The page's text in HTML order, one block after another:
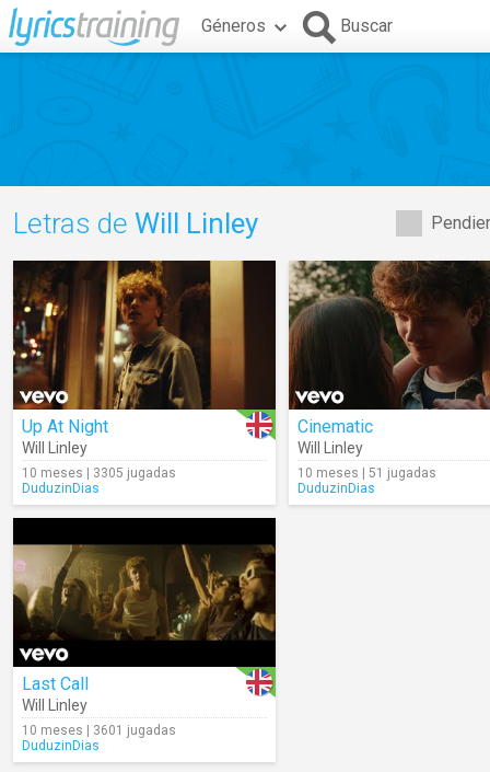
Géneros Buscar
Letras de Will Linley
Up At Night
Will Linley
10 meses | 3305 jugadas
DuduzinDias
Cinematic
Will Linley
10 meses | 51 jugadas
DuduzinDias
Last Call
Will Linley
10 meses | 3601 jugadas
DuduzinDias